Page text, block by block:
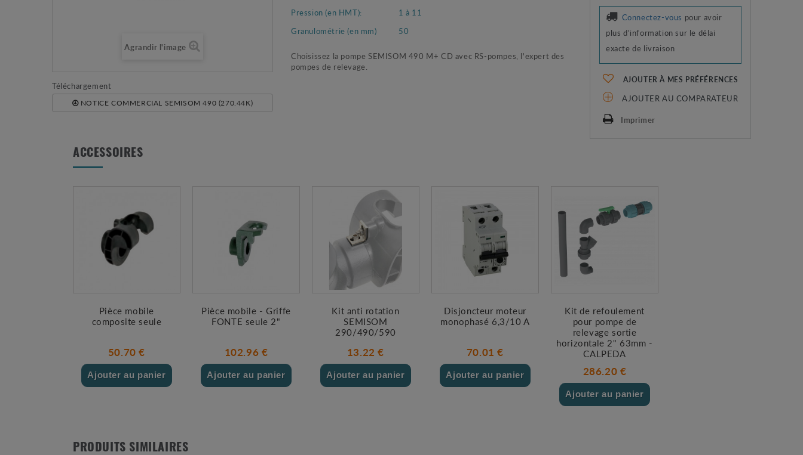
Agrandir l'image
Téléchargement
NOTICE COMMERCIAL SEMISOM 490 (270.44K)
Pression (en HMT):
1 à 11
Granulométrie (en mm)
50
Choisissez la pompe SEMISOM 490 M+ CD avec RS-pompes, l'expert des
pompes de relevage.
Connectez-vous pour avoir
plus d'information sur le délai
exacte de livraison
AJOUTER À MES PRÉFÉRENCES
AJOUTER AU COMPARATEUR
Imprimer
ACCESSOIRES
Pièce mobile
composite seule
50.70 €
Ajouter au panier
Pièce mobile - Griffe
FONTE seule 2"
102.96 €
Ajouter au panier
Kit anti rotation
SEMISOM
290/490/590
13.22 €
Ajouter au panier
Disjoncteur moteur
monophasé 6,3/10 A
70.01 €
Ajouter au panier
Kit de refoulement
pour pompe de
relevage sortie
horizontale 2" 63mm -
CALPEDA
286.20 €
Ajouter au panier
PRODUITS SIMILAIRES